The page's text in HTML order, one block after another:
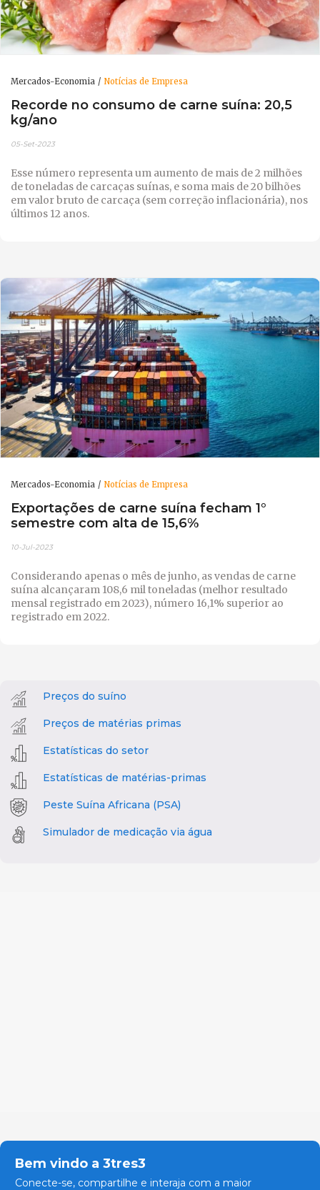
Mercados-Economia Notícias de Empresa
Recorde no consumo de carne suína: 20,5
kg/ano
05-Set-2023
Esse número representa um aumento de mais de 2 milhões
de toneladas de carcaças suínas, e soma mais de 20 bilhões
em valor bruto de carcaça (sem correção inflacionária), nos
últimos 12 anos.
Mercados-Economia Notícias de Empresa
Exportações de carne suína fecham 1°
semestre com alta de 15,6%
10-Jul-2023
Considerando apenas o mês de junho, as vendas de carne
suína alcançaram 108,6 mil toneladas (melhor resultado
mensal registrado em 2023), número 16,1% superior ao
registrado em 2022.
Preços do suíno
Preços de matérias primas
Estatísticas do setor
Estatísticas de matérias-primas
Peste Suína Africana (PSA)
Simulador de medicação via água
Bem vindo a 3tres3
Conecte-se, compartilhe e interaja com a maior